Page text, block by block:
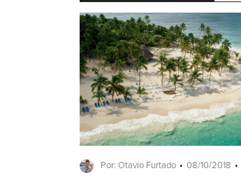
Por: Otavio Furtado 08/10/2018